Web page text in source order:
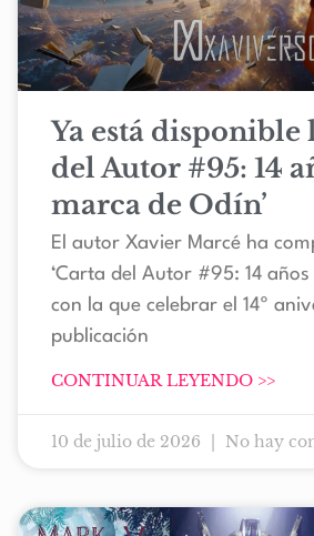
Ya está disponible
del Autor #95: 14
marca de Odín’
El autor Xavier Marcé ha
‘Carta del Autor #95: 14 años
con la que celebrar el 14º
publicación
CONTINUAR LEYENDO >>
10 de julio de 2026 No hay